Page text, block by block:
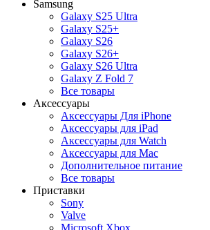
Samsung
Galaxy S25 Ultra
Galaxy S25+
Galaxy S26
Galaxy S26+
Galaxy S26 Ultra
Galaxy Z Fold 7
Все товары
Аксессуары
Аксессуары Для iPhone
Аксессуары для iPad
Аксессуары для Watch
Аксессуары для Mac
Дополнительное питание
Все товары
Приставки
Sony
Valve
Microsoft Xbox